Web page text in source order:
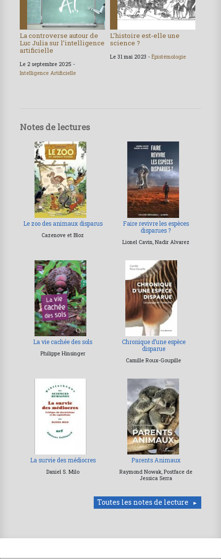
La controverse autour de
Luc Julia sur l’intelligence
artificielle
Le 2 septembre 2025 -
Intelligence Artificielle
L’histoire est-elle une
science ?
Le 31 mai 2023 - Épistémologie
Notes de lectures
Le zoo des animaux disparus
Cazenove et Bloz
Faire revivre les espèces
disparues ?
Lionel Cavin, Nadir Alvarez
La vie cachée des sols
Philippe Hinsinger
Chronique d’une espèce
disparue
Camille Roux-Goupille
La survie des médiocres
Daniel S. Milo
Parents Animaux
Raymond Nowak, Postface de
Jessica Serra
Toutes les notes de lecture